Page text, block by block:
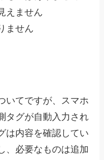
えません
ません
いてですが、スマホ
タグが自動入力され
は内容を確認してい
、必要なものは追加